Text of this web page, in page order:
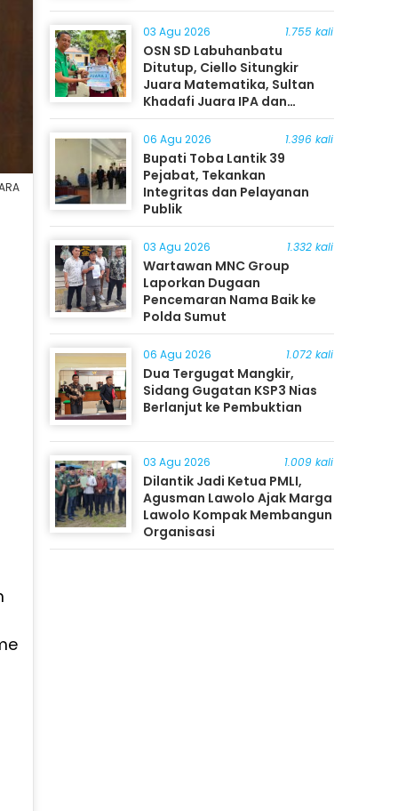
03 Agu 2026 1.755 kali
OSN SD Labuhanbatu
Ditutup, Ciello Situngkir
Juara Matematika, Sultan
Khadafi Juara IPA dan
Timothy Rangkuti Juara IPS
06 Agu 2026 1.396 kali
Bupati Toba Lantik 39
Pejabat, Tekankan
Integritas dan Pelayanan
Publik
03 Agu 2026 1.332 kali
Wartawan MNC Group
Laporkan Dugaan
Pencemaran Nama Baik ke
Polda Sumut
06 Agu 2026 1.072 kali
Dua Tergugat Mangkir,
Sidang Gugatan KSP3 Nias
Berlanjut ke Pembuktian
03 Agu 2026 1.009 kali
Dilantik Jadi Ketua PMLI,
Agusman Lawolo Ajak Marga
Lawolo Kompak Membangun
Organisasi